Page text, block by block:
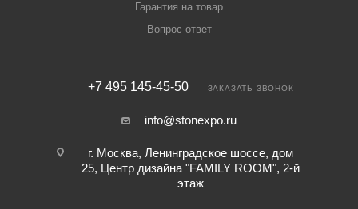
Гарантия на товар
Вопрос-ответ
+7 495 145-45-50 ЗАКАЗАТЬ ЗВОНОК
info@stonexpo.ru
г. Москва, Ленинградское шоссе, дом
25, Центр дизайна "FAMILY ROOM", 2-й
этаж